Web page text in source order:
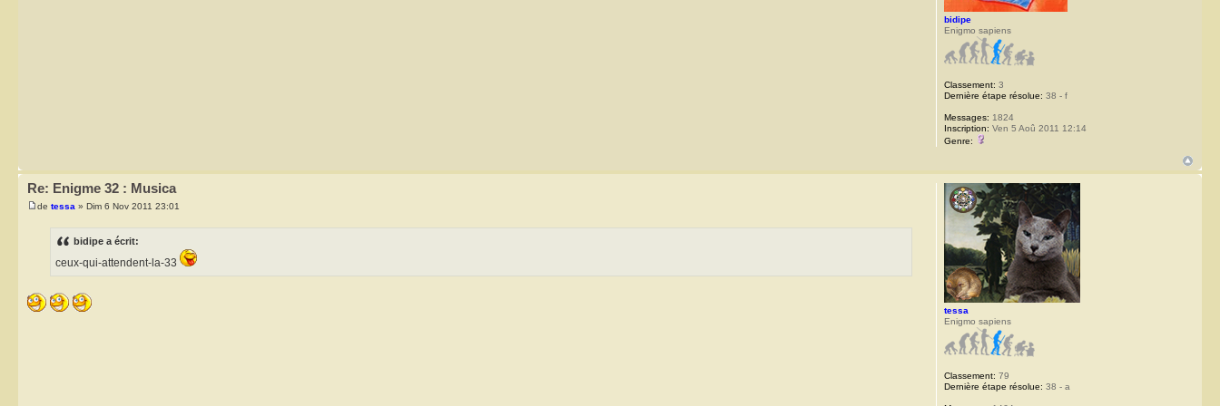
bidipe
Enigmo sapiens
Classement: 3
Dernière étape résolue: 38 - f
Messages: 1824
Inscription: Ven 5 Aoû 2011 12:14
Genre:
Re: Enigme 32 : Musica
de tessa » Dim 6 Nov 2011 23:01
bidipe a écrit:
ceux-qui-attendent-la-33
tessa
Enigmo sapiens
Classement: 79
Dernière étape résolue: 38 - a